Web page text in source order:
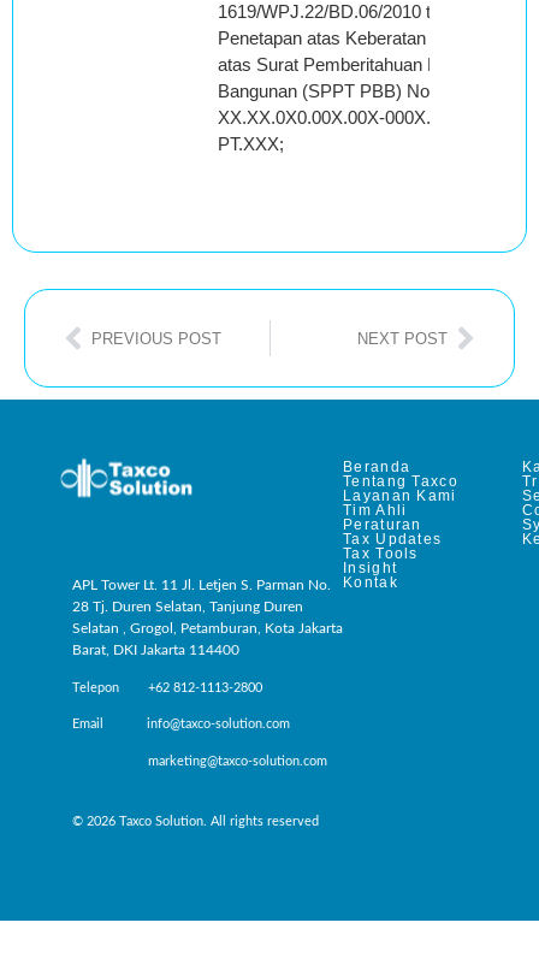
1619/WPJ.22/BD.06/2010 tanggal 14
Penetapan atas Keberatan terhadap
atas Surat Pemberitahuan Pajak
Bangunan (SPPT PBB) Nomor Objek
XX.XX.0X0.00X.00X-000X.0 tanggal 04
PT.XXX;
PREVIOUS POST NEXT POST
APL Tower Lt. 11 Jl. Letjen S. Parman No.
28 Tj. Duren Selatan, Tanjung Duren
Selatan , Grogol, Petamburan, Kota Jakarta
Barat, DKI Jakarta 114400
Telepon +62 812-1113-2800
Email info@taxco-solution.com
marketing@taxco-solution.com
© 2026 Taxco Solution. All rights reserved
Beranda
Tentang Taxco
Layanan Kami
Tim Ahli
Peraturan
Tax Updates
Tax Tools
Insight
Kontak